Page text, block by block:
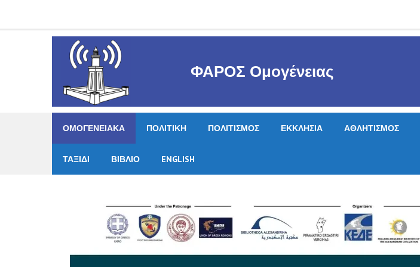
ΦΑΡΟΣ Ομογένειας
ΟΜΟΓΕΝΕΙΑΚΑ ΠΟΛΙΤΙΚΗ ΠΟΛΙΤΙΣΜΟΣ ΕΚΚΛΗΣΙΑ ΑΘΛΗΤΙΣΜΟΣ
ΤΑΞΙΔΙ ΒΙΒΛΙΟ ENGLISH